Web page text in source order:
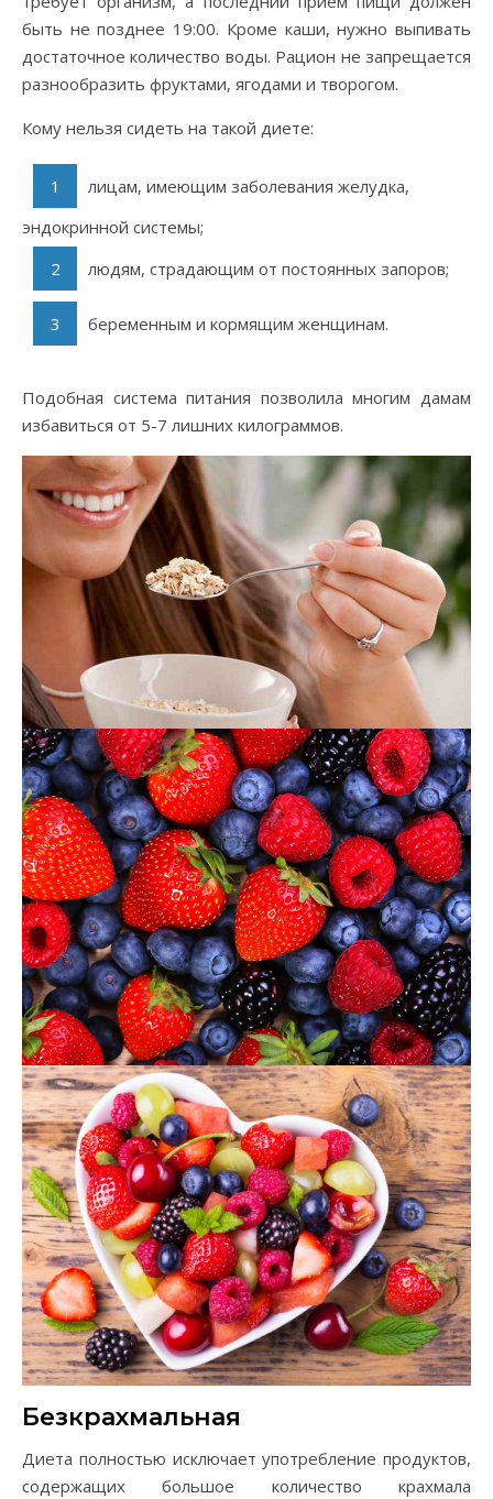
быть не позднее 19:00. Кроме каши, нужно выпивать
достаточное количество воды. Рацион не запрещается
разнообразить фруктами, ягодами и творогом.
Кому нельзя сидеть на такой диете:
лицам, имеющим заболевания желудка,
эндокринной системы;
людям, страдающим от постоянных запоров;
беременным и кормящим женщинам.
Подобная система питания позволила многим дамам
избавиться от 5-7 лишних килограммов.
Безкрахмальная
Диета полностью исключает употребление продуктов,
содержащих большое количество крахмала